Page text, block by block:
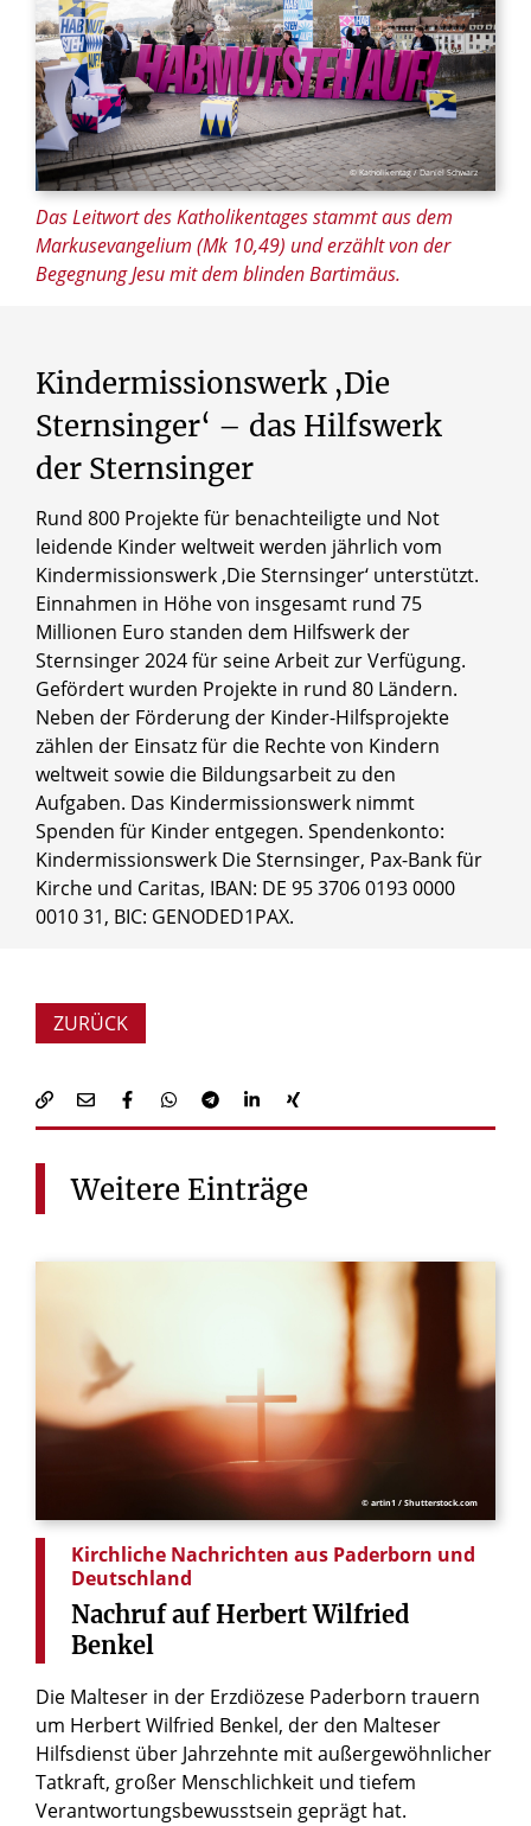
© Katholikentag / Daniel Schwarz
Das Leitwort des Katholikentages stammt aus dem
Markusevangelium (Mk 10,49) und erzählt von der
Begegnung Jesu mit dem blinden Bartimäus.
Kindermissionswerk ‚Die
Sternsinger‘ – das Hilfswerk
der Sternsinger
Rund 800 Projekte für benachteiligte und Not
leidende Kinder weltweit werden jährlich vom
Kindermissionswerk ‚Die Sternsinger‘ unterstützt.
Einnahmen in Höhe von insgesamt rund 75
Millionen Euro standen dem Hilfswerk der
Sternsinger 2024 für seine Arbeit zur Verfügung.
Gefördert wurden Projekte in rund 80 Ländern.
Neben der Förderung der Kinder-Hilfsprojekte
zählen der Einsatz für die Rechte von Kindern
weltweit sowie die Bildungsarbeit zu den
Aufgaben. Das Kindermissionswerk nimmt
Spenden für Kinder entgegen. Spendenkonto:
Kindermissionswerk Die Sternsinger, Pax-Bank für
Kirche und Caritas, IBAN: DE 95 3706 0193 0000
0010 31, BIC: GENODED1PAX.
ZURÜCK
Weitere Einträge
© artin1 / Shutterstock.com
Kirchliche Nachrichten aus Paderborn und
Deutschland
Nachruf auf Herbert Wilfried
Benkel
Die Malteser in der Erzdiözese Paderborn trauern
um Herbert Wilfried Benkel, der den Malteser
Hilfsdienst über Jahrzehnte mit außergewöhnlicher
Tatkraft, großer Menschlichkeit und tiefem
Verantwortungsbewusstsein geprägt hat.